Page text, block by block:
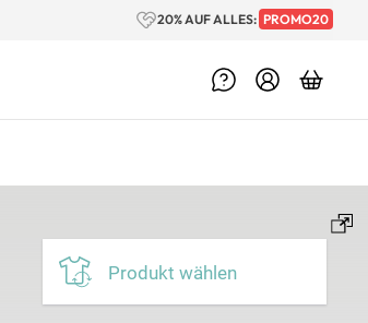
20% AUF ALLES: PROMO20
Produkt wählen